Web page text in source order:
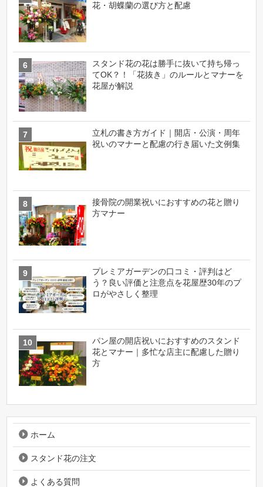
花・胡蝶蘭の選び方と配慮
スタンド花の花は勝手に抜いて持ち帰っ
てOK？！「花抜き」のルールとマナーを
花屋が解説
立札の書き方ガイド｜開店・公演・周年
祝いのマナーと配慮の行き届いた文例集
接骨院の開業祝いにおすすめの花と贈り
方マナー
プレミアガーデンの口コミ・評判はど
う？良い評価と注意点を花屋歴30年のプ
ロがやさしく整理
パン屋の開店祝いにおすすめのスタンド
花とマナー｜多忙な店主に配慮した贈り
方
ホーム
スタンド花の注文
よくある質問